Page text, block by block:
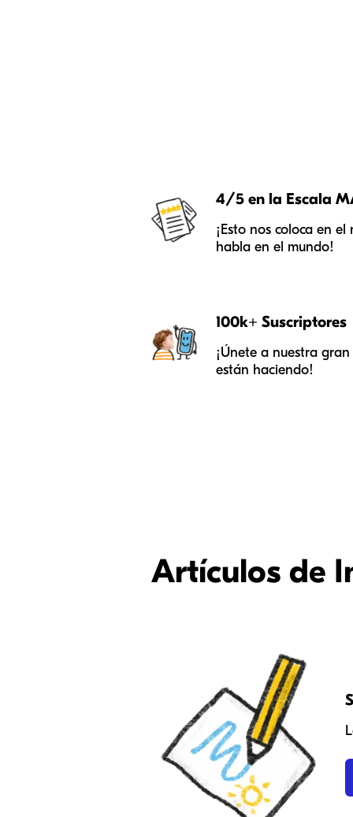
4/5 en la Escala
¡Esto nos coloca en
habla en el mundo!
100k+ Suscriptores
¡Únete a nuestra
están haciendo!
Artículos de